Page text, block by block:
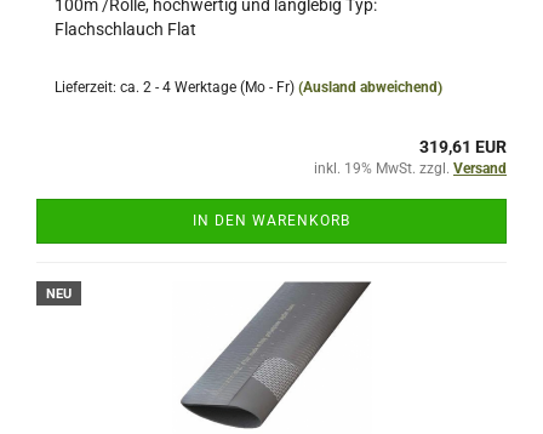
100m /Rolle, hochwertig und langlebig Typ:
Flachschlauch Flat
Lieferzeit: ca. 2 - 4 Werktage (Mo - Fr) (Ausland abweichend)
319,61 EUR
inkl. 19% MwSt. zzgl. Versand
IN DEN WARENKORB
NEU